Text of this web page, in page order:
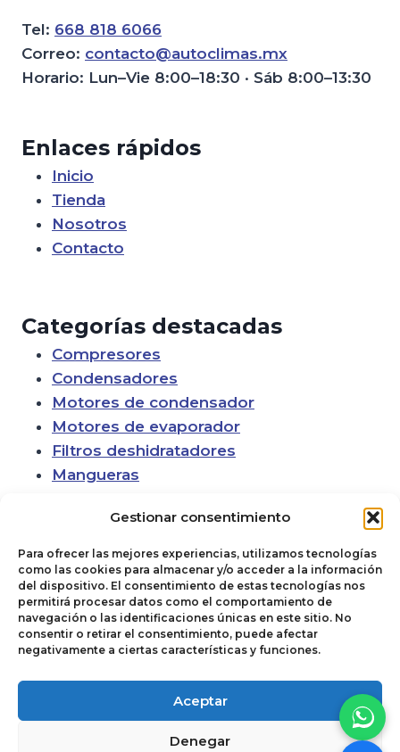
Gestionar consentimiento
Para ofrecer las mejores experiencias, utilizamos tecnologías
como las cookies para almacenar y/o acceder a la información
del dispositivo. El consentimiento de estas tecnologías nos
permitirá procesar datos como el comportamiento de
navegación o las identificaciones únicas en este sitio. No
consentir o retirar el consentimiento, puede afectar
negativamente a ciertas características y funciones.
Aceptar
Denegar
Tel: 668 818 6066
Correo: contacto@autoclimas.mx
Horario: Lun–Vie 8:00–18:30 · Sáb 8:00–13:30
Enlaces rápidos
Inicio
Tienda
Nosotros
Contacto
Categorías destacadas
Compresores
Condensadores
Motores de condensador
Motores de evaporador
Filtros deshidratadores
Mangueras
Autoclimas del
Política de cookies
Términos y
Condiciones de Uso